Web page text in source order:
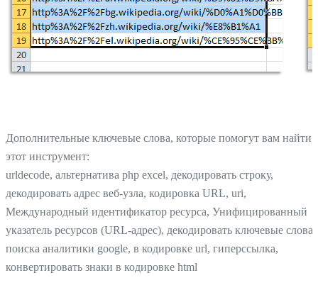
Дополнительные ключевые слова, которые помогут вам найти
этот инструмент:
urldecode, альтернатива php excel, декодировать строку,
декодировать адрес веб-узла, кодировка URL, uri,
Международный идентификатор ресурса, Унифицированный
указатель ресурсов (URL-адрес), декодировать ключевые слова
поиска аналитики google, в кодировке url, гиперссылка,
конвертировать знаки в кодировке html